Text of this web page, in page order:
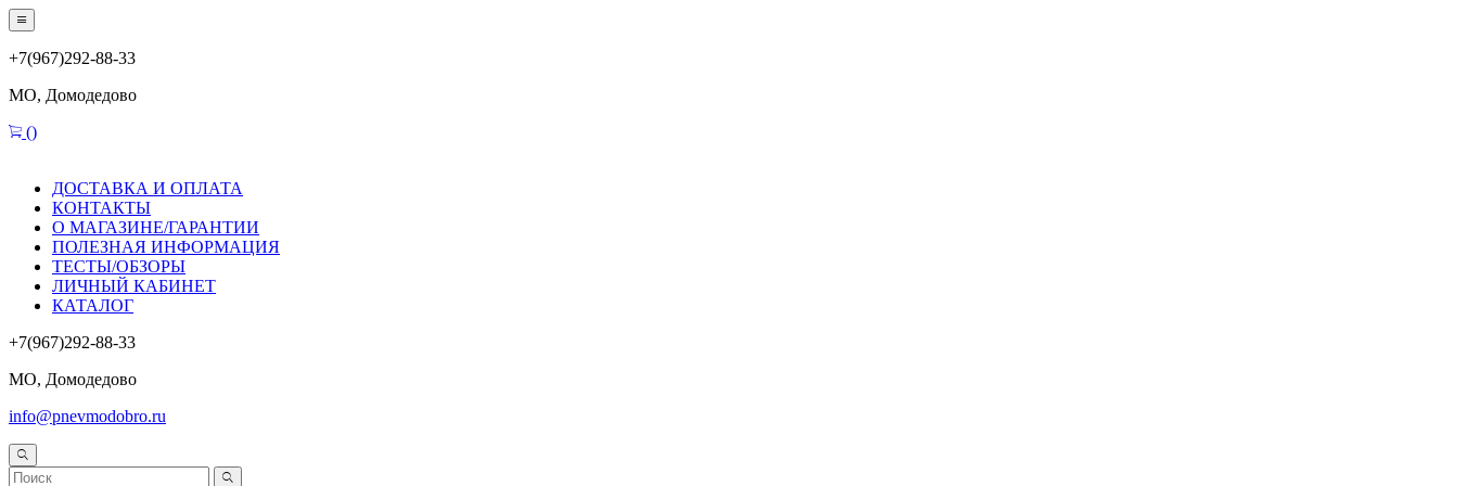
+7(967)292-88-33
МО, Домодедово
()
ДОСТАВКА И ОПЛАТА
КОНТАКТЫ
О МАГАЗИНЕ/ГАРАНТИИ
ПОЛЕЗНАЯ ИНФОРМАЦИЯ
ТЕСТЫ/ОБЗОРЫ
ЛИЧНЫЙ КАБИНЕТ
КАТАЛОГ
+7(967)292-88-33
МО, Домодедово
info@pnevmodobro.ru